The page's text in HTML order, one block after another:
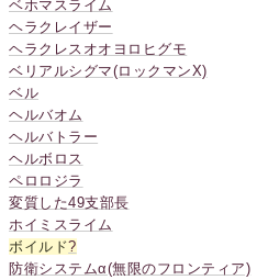
ベホマスライム
ヘラクレイザー
ヘラクレスオオヨロヒグモ
ベリアルシグマ(ロックマンX)
ベル
ヘルバオム
ヘルバトラー
ヘルボロス
ペロロジラ
変質した49支部長
ホイミスライム
ボイルド?
防衛システムα(無限のフロンティア)